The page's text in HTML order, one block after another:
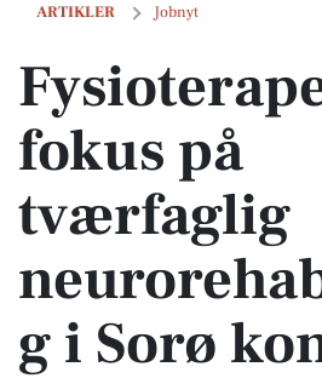
ARTIKLER Jobnyt
Fysioterapeut med fokus på
fokus på
tværfaglig
g i Sorø